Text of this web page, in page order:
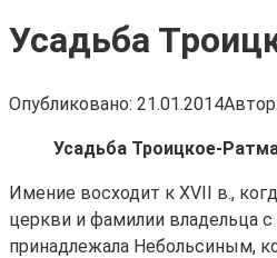
Усадьба
Опубликовано: 21.01.2014Автор:
Усадьба Троицкое-
Имение восходит к XVII в.,
церкви и фамилии владельца
принадлежала Небольсиным,